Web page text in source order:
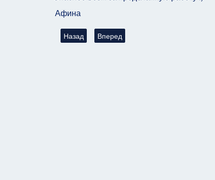
Афина
Предыдущий: Отчет о Работе в Группе
Назад Следующий: Отчет о Работе в
Вперед